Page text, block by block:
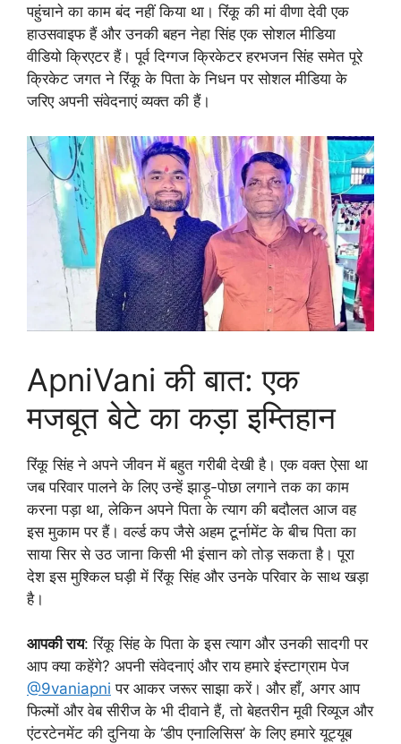
पहुंचाने का काम बंद नहीं किया था। रिंकू की मां वीणा देवी एक
हाउसवाइफ हैं और उनकी बहन नेहा सिंह एक सोशल मीडिया
वीडियो क्रिएटर हैं। पूर्व दिग्गज क्रिकेटर हरभजन सिंह समेत पूरे
क्रिकेट जगत ने रिंकू के पिता के निधन पर सोशल मीडिया के
जरिए अपनी संवेदनाएं व्यक्त की हैं।
ApniVani की बात: एक
मजबूत बेटे का कड़ा इम्तिहान
रिंकू सिंह ने अपने जीवन में बहुत गरीबी देखी है। एक वक्त ऐसा था
जब परिवार पालने के लिए उन्हें झाड़ू-पोछा लगाने तक का काम
करना पड़ा था, लेकिन अपने पिता के त्याग की बदौलत आज वह
इस मुकाम पर हैं। वर्ल्ड कप जैसे अहम टूर्नामेंट के बीच पिता का
साया सिर से उठ जाना किसी भी इंसान को तोड़ सकता है। पूरा
देश इस मुश्किल घड़ी में रिंकू सिंह और उनके परिवार के साथ खड़ा
है।
आपकी राय: रिंकू सिंह के पिता के इस त्याग और उनकी सादगी पर
आप क्या कहेंगे? अपनी संवेदनाएं और राय हमारे इंस्टाग्राम पेज
@9vaniapni पर आकर जरूर साझा करें। और हाँ, अगर आप
फिल्मों और वेब सीरीज के भी दीवाने हैं, तो बेहतरीन मूवी रिव्यूज और
एंटरटेनमेंट की दुनिया के ‘डीप एनालिसिस’ के लिए हमारे यूट्यूब